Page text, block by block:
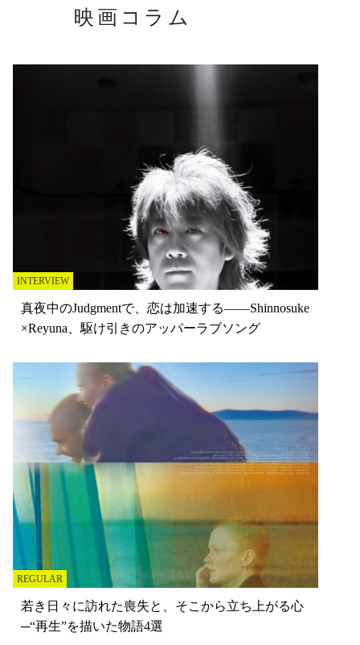
映画コラム
INTERVIEW
真夜中のJudgmentで、恋は加速する——Shinnosuke
×Reyuna、駆け引きのアッパーラブソング
REGULAR
若き日々に訪れた喪失と、そこから立ち上がる心
─“再生”を描いた物語4選